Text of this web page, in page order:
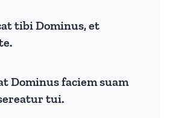
tibi Dominus, et
Dominus faciem suam
tui.